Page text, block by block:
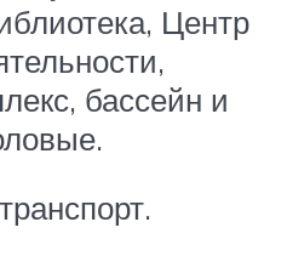
Центр
бассейн и